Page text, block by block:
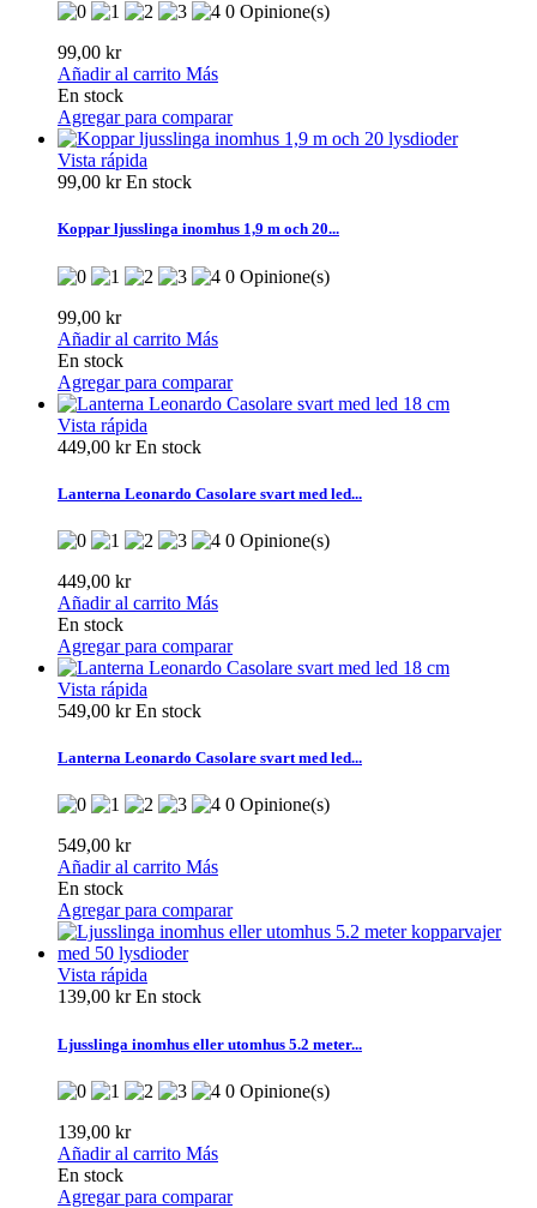
0 Opinione(s)
99,00 kr
Añadir al carrito Más
En stock
Agregar para comparar
Vista rápida
99,00 krEn stock
Koppar ljusslinga inomhus 1,9 m och 20...
0 Opinione(s)
99,00 kr
Añadir al carrito Más
En stock
Agregar para comparar
Vista rápida
449,00 krEn stock
Lanterna Leonardo Casolare svart med led...
0 Opinione(s)
449,00 kr
Añadir al carrito Más
En stock
Agregar para comparar
Vista rápida
549,00 krEn stock
Lanterna Leonardo Casolare svart med led...
0 Opinione(s)
549,00 kr
Añadir al carrito Más
En stock
Agregar para comparar
Vista rápida
139,00 krEn stock
Ljusslinga inomhus eller utomhus 5.2 meter...
0 Opinione(s)
139,00 kr
Añadir al carrito Más
En stock
Agregar para comparar